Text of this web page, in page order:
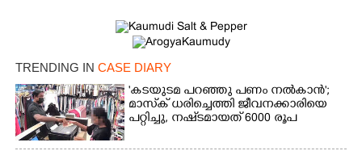
TRENDING IN CASE DIARY
'കടയുടമ പറഞ്ഞു പണം നൽകാൻ';
മാസ്‌ക് ധരിച്ചെത്തി ജീവനക്കാരിയെ
പറ്റിച്ചു, നഷ്‌ടമായത് 6000 രൂപ